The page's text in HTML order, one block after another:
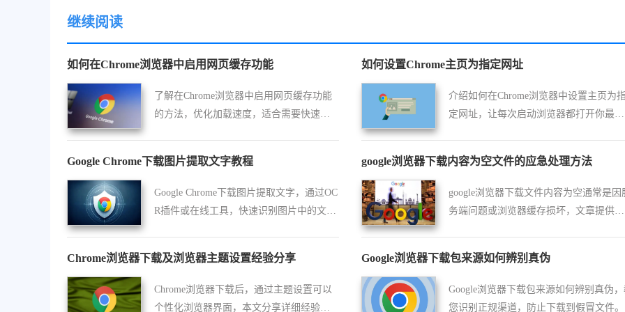
继续阅读
如何在Chrome浏览器中启用网页缓存功能
了解在Chrome浏览器中启用网页缓存功能
的方法，优化加载速度，适合需要快速浏
如何设置Chrome主页为指定网址
介绍如何在Chrome浏览器中设置主页为
定网址，让每次启动浏览器都打开你最常
Google Chrome下载图片提取文字教程
Google Chrome下载图片提取文字，通过OC
R插件或在线工具，快速识别图片中的文字
google浏览器下载内容为空文件的应急处理方法
google浏览器下载文件内容为空通常是因
务端问题或浏览器缓存损坏，文章提供应
Chrome浏览器下载及浏览器主题设置经验分享
Chrome浏览器下载后，通过主题设置可以
个性化浏览器界面，本文分享详细经验和
Google浏览器下载包来源如何辨别真伪
Google浏览器下载包来源如何辨别真伪
您识别正规渠道，防止下载到假冒文件。